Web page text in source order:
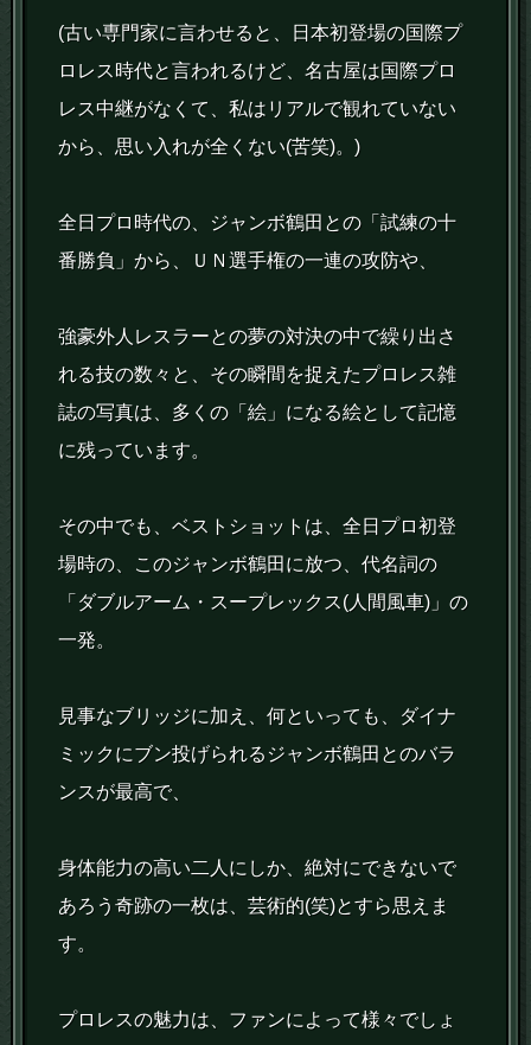
(古い専門家に言わせると、日本初登場の国際プ
ロレス時代と言われるけど、名古屋は国際プロ
レス中継がなくて、私はリアルで観れていない
から、思い入れが全くない(苦笑)。)
全日プロ時代の、ジャンボ鶴田との「試練の十
番勝負」から、ＵＮ選手権の一連の攻防や、
強豪外人レスラーとの夢の対決の中で繰り出さ
れる技の数々と、その瞬間を捉えたプロレス雑
誌の写真は、多くの「絵」になる絵として記憶
に残っています。
その中でも、ベストショットは、全日プロ初登
場時の、このジャンボ鶴田に放つ、代名詞の
「ダブルアーム・スープレックス(人間風車)」の
一発。
見事なブリッジに加え、何といっても、ダイナ
ミックにブン投げられるジャンボ鶴田とのバラ
ンスが最高で、
身体能力の高い二人にしか、絶対にできないで
あろう奇跡の一枚は、芸術的(笑)とすら思えま
す。
プロレスの魅力は、ファンによって様々でしょ